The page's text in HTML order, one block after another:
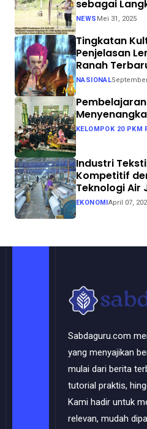
sebagai
Swasembada
NEWS Mei 31, 2025
Tingkatan
Penjelasan
Ranah
NASIONAL
KELOMPOK 20 PKM
Industri
Kompetitif
Teknologi Air
Continuous
Solo Perkasa
EKONOMI April 07,
Sabdaguru.com
yang menyajikan
mulai dari berita
tutorial praktis,
Kami hadir untuk
relevan, mudah